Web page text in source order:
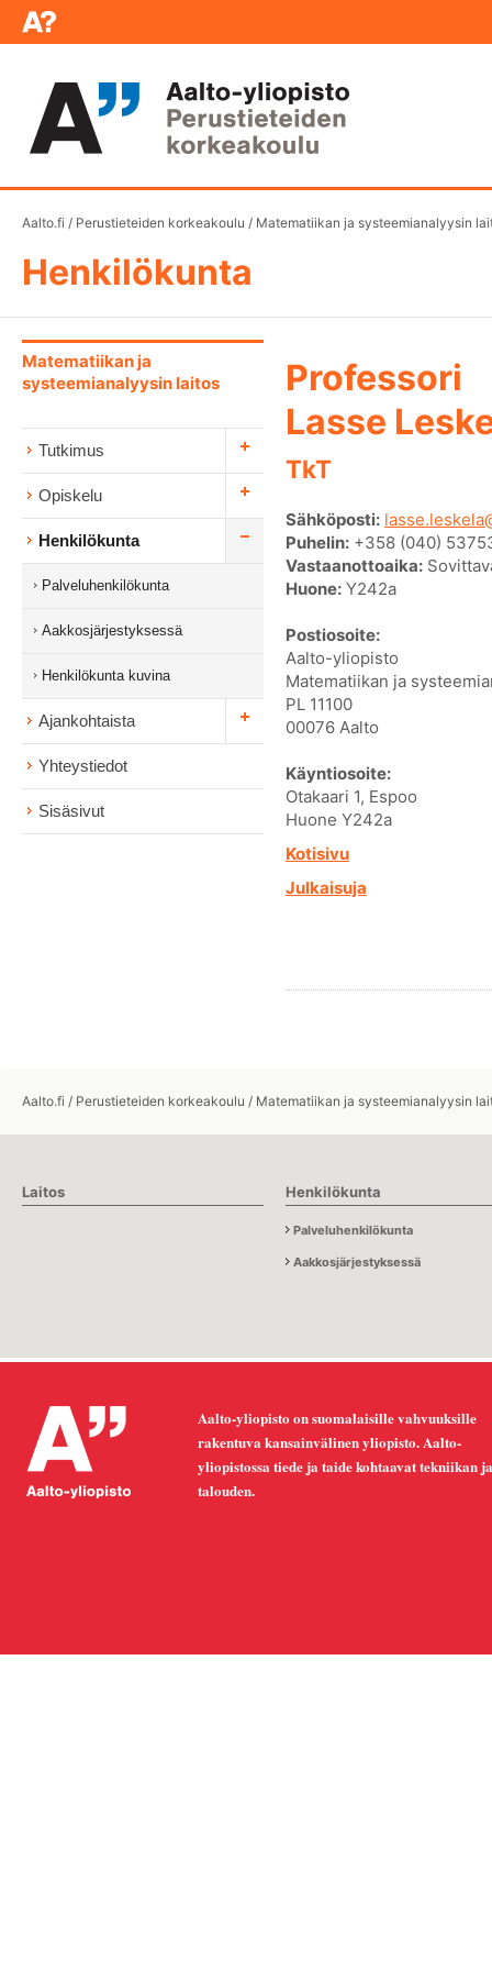
Aalto.fi / Perustieteiden korkeakoulu / Matematiikan ja systeemianalyysin
Henkilökunta
Matematiikan ja
systeemianalyysin laitos
Tutkimus
Opiskelu
Henkilökunta
Palveluhenkilökunta
Aakkosjärjestyksessä
Henkilökunta kuvina
Ajankohtaista
Yhteystiedot
Sisäsivut
Professori
Lasse
TkT
Sähköposti:
Puhelin: +358 (040)
Vastaanottoaika:
Huone: Y242a
Postiosoite:
Aalto-yliopisto
Matematiikan ja
PL 11100
00076 Aalto
Käyntiosoite:
Otakaari 1, Espoo
Huone Y242a
Kotisivu
Julkaisuja
Aalto.fi / Perustieteiden korkeakoulu / Matematiikan ja systeemianalyysin
Laitos Henkilökunta
Palveluhenkilökunta
Aakkosjärjestyksessä
Aalto-yliopisto on suomalaisille vahvuuksille
rakentuva kansainvälinen yliopisto. Aalto-
yliopistossa tiede ja taide kohtaavat tekniikan ja
talouden.